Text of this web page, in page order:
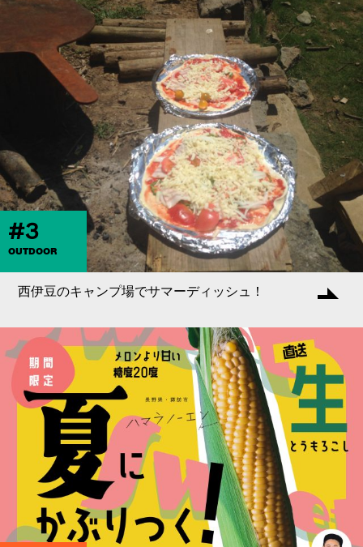
#3
OUTDOOR
西伊豆のキャンプ場でサマーディッシュ！